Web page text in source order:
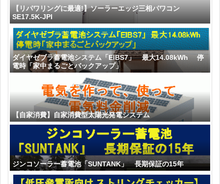
【リパワリングに最適!】ソーラーエッジ三相パワコン
SE17.5K-JPI
ダイヤゼブラ蓄電池システム「EIBS7」 最大14.08kWh 停
電時「家中まるごとバックアップ」
【自家消費】自家消費型太陽光発電システム
ジンコソーラー蓄電池「SUNTANK」 長期保証の15年